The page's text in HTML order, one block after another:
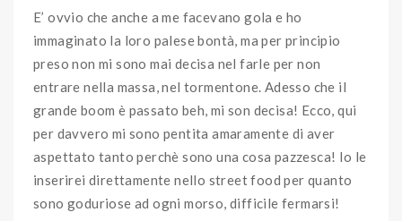
E’ ovvio che anche a me facevano gola e ho
immaginato la loro palese bontà, ma per principio
preso non mi sono mai decisa nel farle per non
entrare nella massa, nel tormentone. Adesso che il
grande boom è passato beh, mi son decisa! Ecco, qui
per davvero mi sono pentita amaramente di aver
aspettato tanto perchè sono una cosa pazzesca! Io le
inserirei direttamente nello street food per quanto
sono goduriose ad ogni morso, difficile fermarsi!